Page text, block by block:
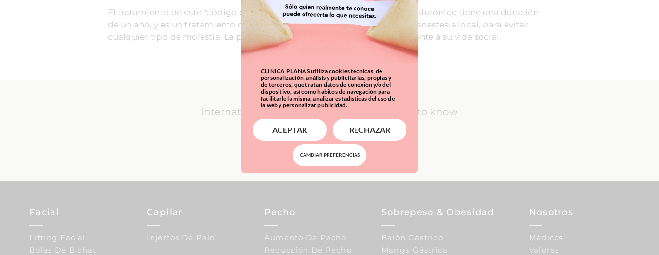
El tratamiento de este "código de barras de los labios" mediante ácido hialurónico tiene una duración
de un año, y es un tratamiento que no es doloroso, aunque se realiza una anestesia local, para evitar
cualquier tipo de molestia. La paciente se podrá incorporar inmediatamente a su vida social.
International Patients: everything you need to know
LEARN MORE
Facial
Lifting Facial
Bolas De Bichat
Capilar
Injertos De Pelo
Pecho
Aumento De Pecho
Reducción De Pecho
Sobrepeso & Obesidad
Balón Gástrico
Manga Gástrica
Nosotros
Médicos
Valores
CLINICA PLANAS utiliza cookies técnicas, de
personalización, análisis y publicitarias, propias y
de terceros, que tratan datos de conexión y/o del
dispositivo, así como hábitos de navegación para
facilitarle la misma, analizar estadísticas del uso de
la web y personalizar publicidad.
ACEPTAR RECHAZAR
CAMBIAR PREFERENCIAS